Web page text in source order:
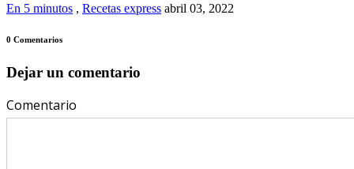
En 5 minutos , Recetas express abril 03, 2022
0 Comentarios
Dejar un comentario
Comentario